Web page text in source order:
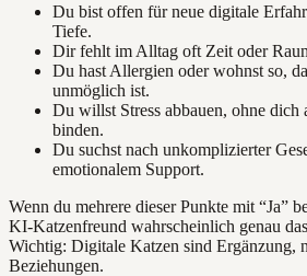
Du bist offen für neue digitale
Tiefe.
Dir fehlt im Alltag oft Zeit oder
Du hast Allergien oder wohnst so,
unmöglich ist.
Du willst Stress abbauen, ohne dich
binden.
Du suchst nach unkomplizierter
emotionalem Support.
Wenn du mehrere dieser Punkte mit “Ja”
KI-Katzenfreund wahrscheinlich genau
Wichtig: Digitale Katzen sind Ergänzung,
Beziehungen.